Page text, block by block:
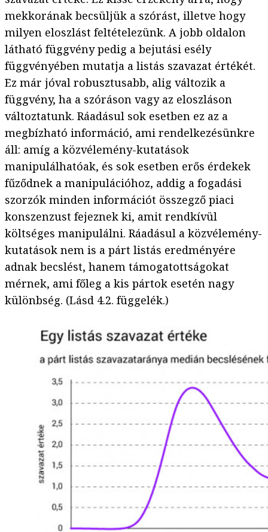
mekkorának becsüljük a szórást, illetve hogy
milyen eloszlást feltételezünk. A jobb oldalon
látható függvény pedig a bejutási esély
függvényében mutatja a listás szavazat értékét.
Ez már jóval robusztusabb, alig változik a
függvény, ha a szóráson vagy az eloszláson
változtatunk. Ráadásul sok esetben ez az a
megbízható információ, ami rendelkezésünkre
áll: amíg a közvélemény-kutatások
manipulálhatóak, és sok esetben erős érdekek
fűződnek a manipulációhoz, addig a fogadási
szorzók minden információt összegző piaci
konszenzust fejeznek ki, amit rendkívül
költséges manipulálni. Ráadásul a közvélemény-
kutatások nem is a párt listás eredményére
adnak becslést, hanem támogatottságokat
mérnek, ami főleg a kis pártok esetén nagy
különbség. (Lásd 4.2. függelék.)